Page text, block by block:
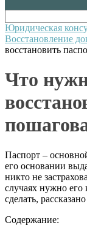
Юридическая
Восстановление
восстановить
Что
Паспорт –
его основании
никто не
случаях нужно его
сделать,
Содержание: